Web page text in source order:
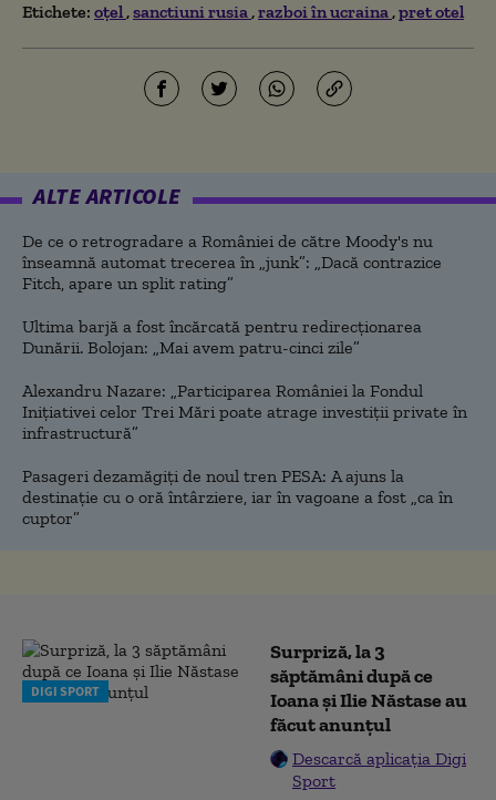
Etichete: oţel sanctiuni rusia razboi în ucraina pret otel
ALTE ARTICOLE
De ce o retrogradare a României de către Moody's nu
înseamnă automat trecerea în „junk”: „Dacă contrazice
Fitch, apare un split rating”
Ultima barjă a fost încărcată pentru redirecționarea
Dunării. Bolojan: „Mai avem patru-cinci zile”
Alexandru Nazare: „Participarea României la Fondul
Inițiativei celor Trei Mări poate atrage investiții private în
infrastructură”
Pasageri dezamăgiți de noul tren PESA: A ajuns la
destinație cu o oră întârziere, iar în vagoane a fost „ca în
cuptor”
DIGI SPORT
Surpriză, la 3
săptămâni după ce
Ioana și Ilie Năstase au
făcut anunțul
Descarcă aplicația Digi
Sport